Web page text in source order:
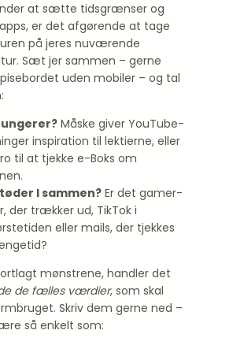
at sætte tidsgrænser og
er det afgørende at tage
på jeres nuværende
Sæt jer sammen – gerne
uden mobiler – og tal
Måske giver YouTube-
inspiration til lektierne, eller
til at tjekke e-Boks om
I sammen? Er det gamer-
der trækker ud, TikTok i
eller mails, der tjekkes
mønstrene, handler det
de fælles værdier, som skal
Skriv dem gerne ned –
så enkelt som: